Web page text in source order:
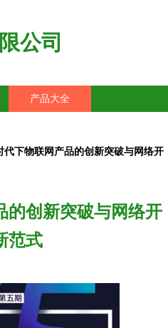
公司
产品大全
代下物联网产品的创新突破与网络开
的创新突破与网络开
范式